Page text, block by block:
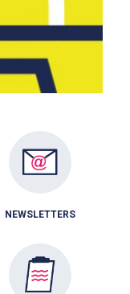
NEWSLETTERS